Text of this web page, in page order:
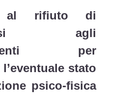
al rifiuto di
agli
per
stato
psico-fisica